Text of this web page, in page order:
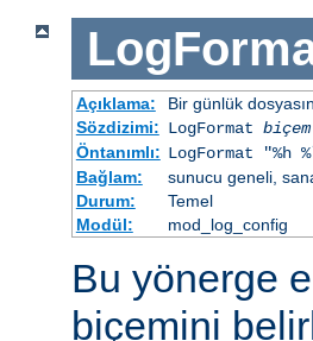
Açıklama:
Bir günlük
Sözdizimi: LogFormat biçem|
Öntanımlı: LogFormat "%h
Bağlam:
sunucu geneli,
Durum:
Temel
Modül:
mod_log_config
Bu yönerge
biçemini